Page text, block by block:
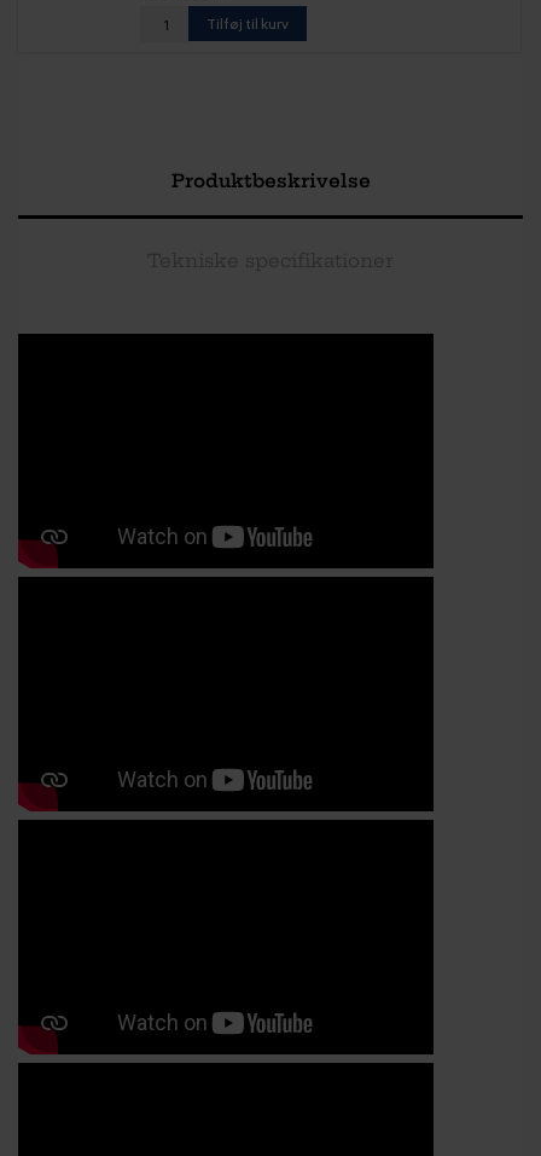
Tilføj til kurv
Produktbeskrivelse
Tekniske specifikationer